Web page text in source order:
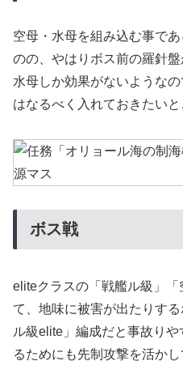
空母・水母を組み込む事で
のの、やはりボス前の羅針
水母しか効果がないような
はなるべく入れておきたいと
ボス戦
eliteクラスの「戦艦ル級」
て、地味に被害が出たりす
ル級elite」編成だと事故り
るためにも先制攻撃を活かし